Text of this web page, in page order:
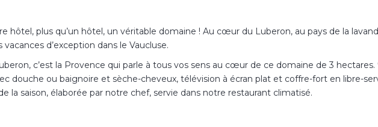
hôtel, plus qu’un hôtel, un véritable domaine ! Au cœur du Luberon, au pays de la
d’exception dans le Vaucluse.
c’est la Provence qui parle à tous vos sens au cœur de ce domaine de 3 hectares.
douche ou baignoire et sèche-cheveux, télévision à écran plat et coffre-fort en libre-
la saison, élaborée par notre chef, servie dans notre restaurant climatisé.